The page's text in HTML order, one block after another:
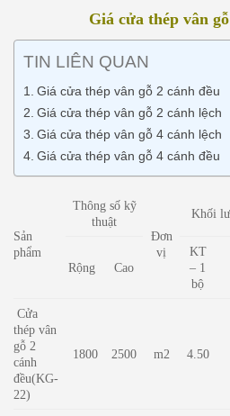
Giá cửa thép vân
TIN LIÊN QUAN
Giá cửa thép vân gỗ 2 cánh đều
Giá cửa thép vân gỗ 2 cánh lệch
Giá cửa thép vân gỗ 4 cánh lệch
Giá cửa thép vân gỗ 4 cánh đều
Sản
phẩm
Thông số kỹ
thuật
Đơn
vị
Khối
Rộng
Cao
KT
– 1
bộ
Cửa
thép vân
gỗ 2
cánh
đều(KG-
22)
1800 2500 m2 4.50